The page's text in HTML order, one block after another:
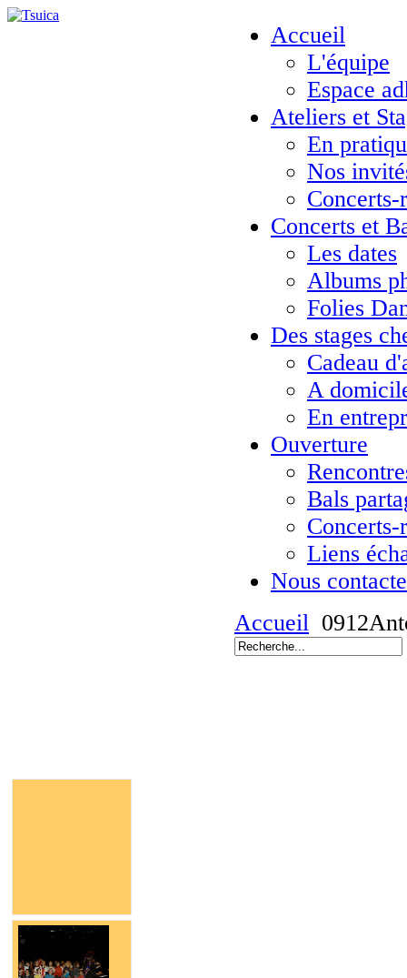
Accueil
L'équipe
Espace
Ateliers et
En
Nos
Concerts-
Concerts et
Les dates
Albums
Folies
Des stages
Cadeau
A
En
Ouverture
Bals
Concerts-
Liens
Nous
Accueil